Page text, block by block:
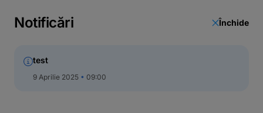
Call Center
Notificări Închide
test
9 Aprilie 2025 09:00